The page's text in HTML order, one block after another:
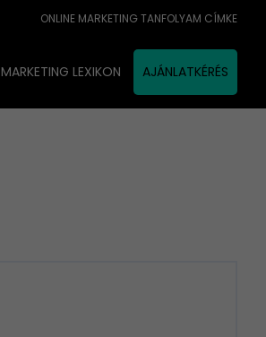
ONLINE MARKETING TANFOLYAM CÍMKE
MARKETING LEXIKON AJÁNLATKÉRÉS